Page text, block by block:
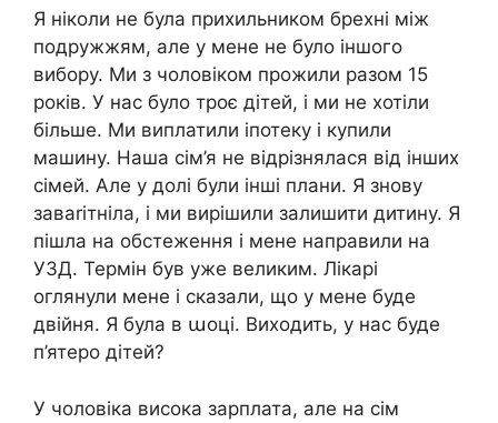
Я ніколи не була прихильником брехні між
подружжям, але у мене не було іншого
вибору. Ми з чоловіком прожили разом 15
років. У нас було троє дітей, і ми не хотіли
більше. Ми виплатили іпотеку і купили
машину. Наша сім’я не відрізнялася від інших
сімей. Але у долі були інші плани. Я знову
заваrітніла, і ми вирішили залишити дитину. Я
пішла на обстеження і мене направили на
УЗД. Термін був уже великим. Лікарі
оглянули мене і сказали, що у мене буде
двійня. Я була в աоці. Виходить, у нас буде
п’ятеро дітей?
У чоловіка висока зарплата, але на сім